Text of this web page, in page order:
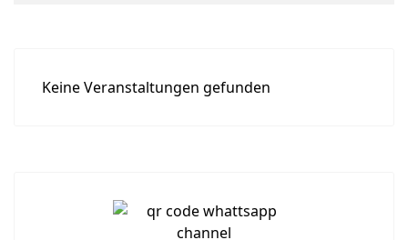
Keine Veranstaltungen gefunden